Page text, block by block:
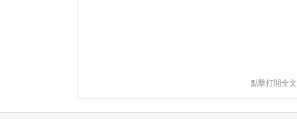
點擊打開全文